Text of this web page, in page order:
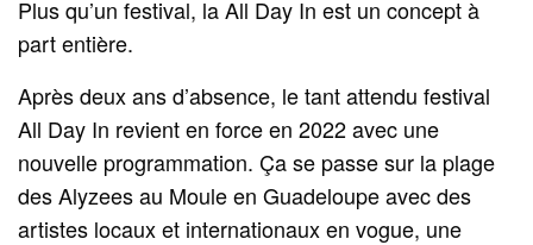
Plus qu’un festival, la All Day In est un concept à
part entière.
Après deux ans d’absence, le tant attendu festival
All Day In revient en force en 2022 avec une
nouvelle programmation. Ça se passe sur la plage
des Alyzees au Moule en Guadeloupe avec des
artistes locaux et internationaux en vogue, une